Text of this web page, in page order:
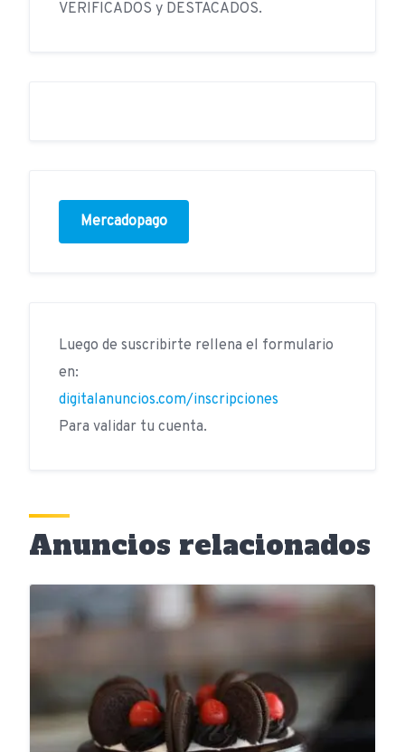
VERIFICADOS y DESTACADOS.
Mercadopago
Luego de suscribirte rellena el formulario
en:
digitalanuncios.com/inscripciones
Para validar tu cuenta.
Anuncios relacionados